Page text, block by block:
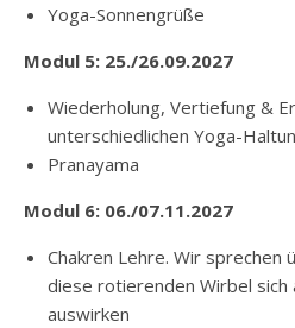
Yoga-Sonnengrüße
Modul 5: 25./26.09.2027
Wiederholung, Vertiefung &
unterschiedlichen Yoga-
Pranayama
Modul 6: 06./07.11.2027
Chakren Lehre. Wir sprechen
diese rotierenden Wirbel
auswirken